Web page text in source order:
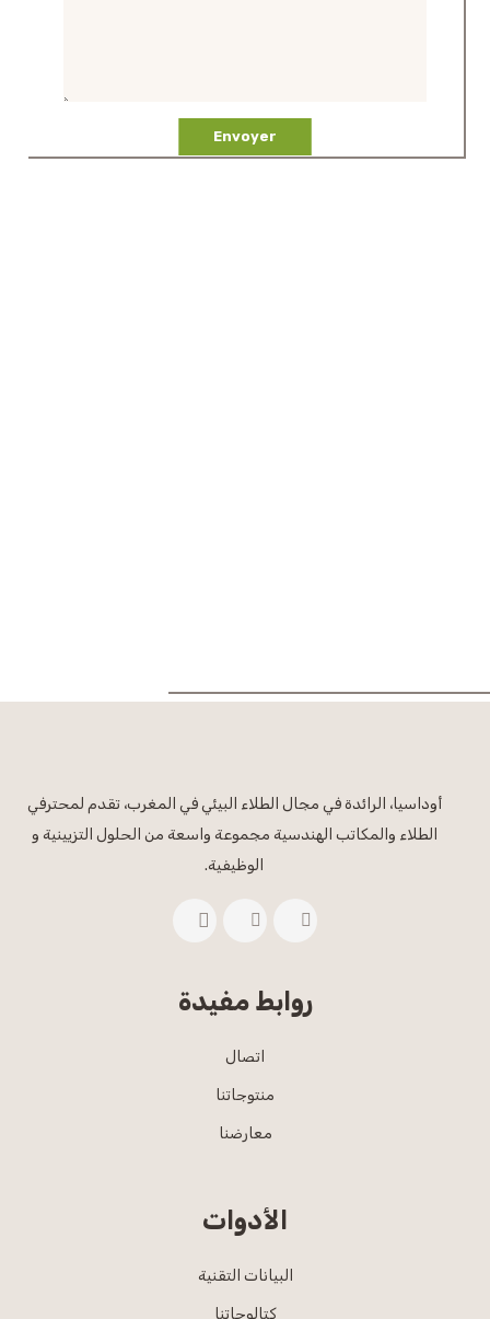
أوداسيا، الرائدة في مجال الطلاء البيئي في المغرب، تقدم لمحترفي
الطلاء والمكاتب الهندسية مجموعة واسعة من الحلول التزيينية و
الوظيفية.
روابط مفيدة
اتصال
منتوجاتنا
معارضنا
الأدوات
البيانات التقنية
كتالوجاتنا